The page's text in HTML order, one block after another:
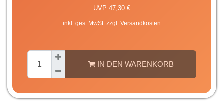
UVP 47,30 €
inkl. ges. MwSt. zzgl. Versandkosten
IN DEN WARENKORB